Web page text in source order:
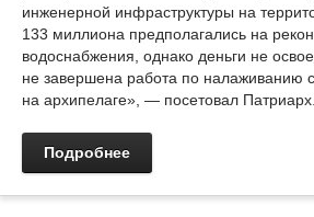
инженерной инфраструктуры на
133 миллиона предполагались на
водоснабжения, однако деньги не
не завершена работа по налаживанию
на архипелаге», — посетовал Патриарх.
Подробнее